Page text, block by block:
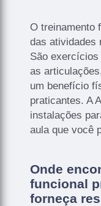
O treinamento
das atividades
São
as
um benefício
praticantes. A
instalações
aula que você
Onde
funcional
forneça